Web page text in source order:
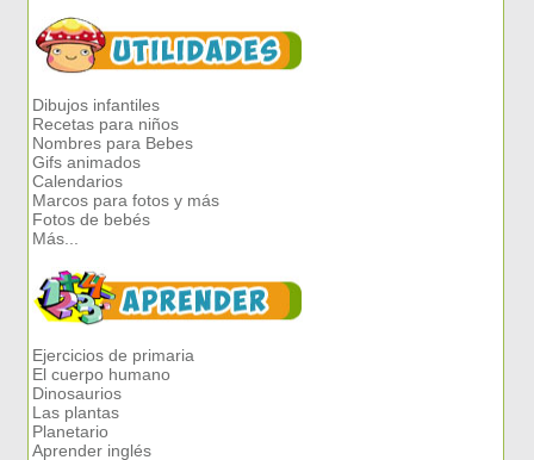
Dibujos infantiles
Recetas para niños
Nombres para Bebes
Gifs animados
Calendarios
Marcos para fotos y más
Fotos de bebés
Más...
Ejercicios de primaria
El cuerpo humano
Dinosaurios
Las plantas
Planetario
Aprender inglés